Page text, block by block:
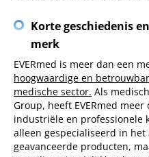
Korte geschiedenis
merk
EVERmed is meer dan een
hoogwaardige en
medische sector. Als
Group, heeft EVERmed
industriële en professionele
alleen gespecialiseerd in
geavanceerde producten,